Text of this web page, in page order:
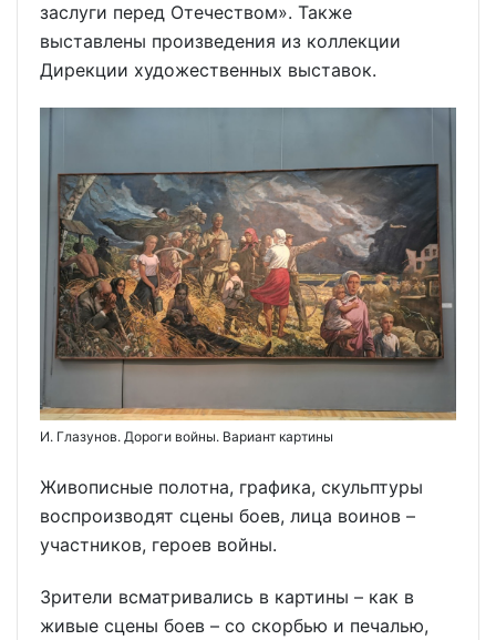
заслуги перед Отечеством». Также
выставлены произведения из коллекции
Дирекции художественных выставок.
И. Глазунов. Дороги войны. Вариант картины
Живописные полотна, графика, скульптуры
воспроизводят сцены боев, лица воинов –
участников, героев войны.
Зрители всматривались в картины – как в
живые сцены боев – со скорбью и печалью,